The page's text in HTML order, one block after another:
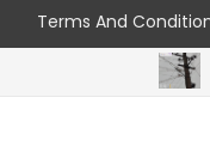
Terms And
குறிஞ்சிப்பாடி